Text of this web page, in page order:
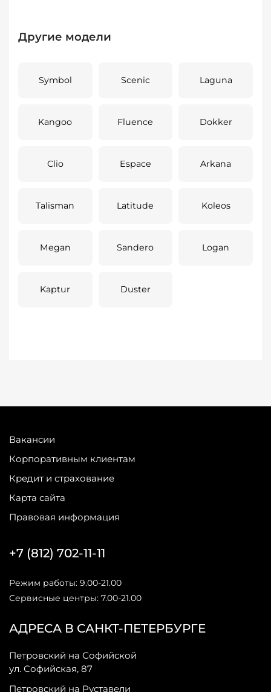
Другие модели
Symbol Scenic Laguna
Kangoo Fluence Dokker
Clio Espace Arkana
Talisman Latitude Koleos
Megan Sandero Logan
Kaptur Duster
Вакансии
Корпоративным клиентам
Кредит и страхование
Карта сайта
Правовая информация
АДРЕСА В САНКТ-ПЕТЕРБУРГЕ
Петровский на Софийской
ул. Софийская, 87
Петровский на Руставели
+7 (812) 702-11-11
Режим работы: 9.00-21.00
Сервисные центры: 7.00-21.00